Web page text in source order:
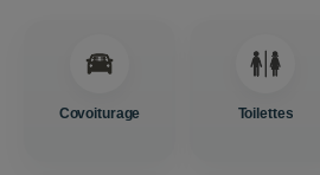
Covoiturage Toilettes